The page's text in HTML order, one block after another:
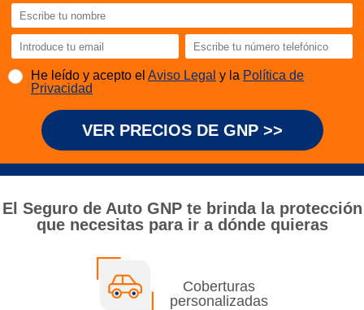
He leído y acepto el Aviso Legal y la Política de
Privacidad
VER PRECIOS DE GNP >>
El Seguro de Auto GNP te brinda la protección
que necesitas para ir a dónde quieras
Coberturas
personalizadas